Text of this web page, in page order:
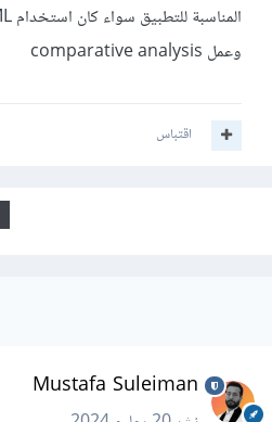
وعمل comparative analysis
اقتباس
Mustafa Suleiman